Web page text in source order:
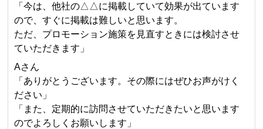
「今は、他社の△△に掲載していて効果が出ています
ので、すぐに掲載は難しいと思います。
ただ、プロモーション施策を見直すときには検討させ
ていただきます」
Aさん
「ありがとうございます。その際にはぜひお声がけく
ださい」
「また、定期的に訪問させていただきたいと思います
のでよろしくお願いします」